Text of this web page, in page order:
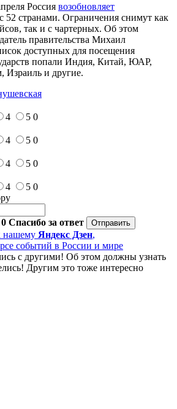
Россия возобновляет
с 52 странами. Ограничения снимут как
так и с чартерных. Об этом
правительства Михаил
доступных для посещения
попали Индия, Китай, ЮАР,
Израиль и другие.
4 5 0
4 5 0
4 5 0
4 5 0
0 Спасибо за ответ
нашему Яндекс Дзен,
событий в России и мире
с другими! Об этом должны узнать
Другим это тоже интересно